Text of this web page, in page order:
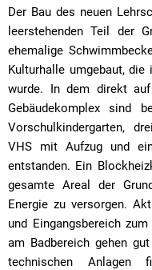
Der Bau des neuen
leerstehenden Teil der
ehemalige
Kulturhalle umgebaut,
wurde. In dem direkt auf
Gebäudekomplex sind
Vorschulkindergarten,
VHS mit Aufzug und
entstanden. Ein
gesamte Areal der
Energie zu versorgen.
und Eingangsbereich
am Badbereich gehen
technischen